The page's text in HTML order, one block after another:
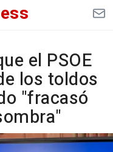
el PSOE
los toldos
"fracasó